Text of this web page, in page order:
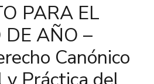
PARA EL
DE AÑO –
Canónico